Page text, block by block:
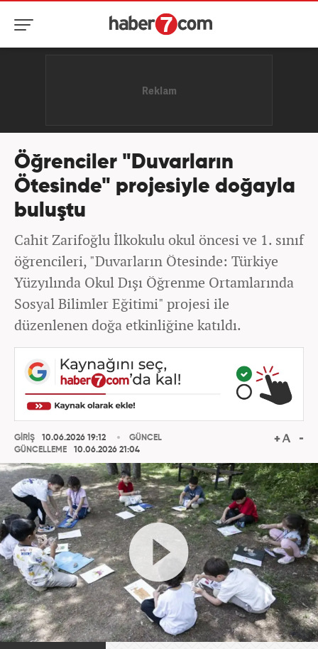
Öğrenciler "Duvarların
Ötesinde" projesiyle doğayla
buluştu
Cahit Zarifoğlu İlkokulu okul öncesi ve 1. sınıf
öğrencileri, "Duvarların Ötesinde: Türkiye
Yüzyılında Okul Dışı Öğrenme Ortamlarında
Sosyal Bilimler Eğitimi" projesi ile
düzenlenen doğa etkinliğine katıldı.
GİRİŞ
10.06.2026 19:12
GÜNCELLEME
10.06.2026 21:04
GÜNCEL